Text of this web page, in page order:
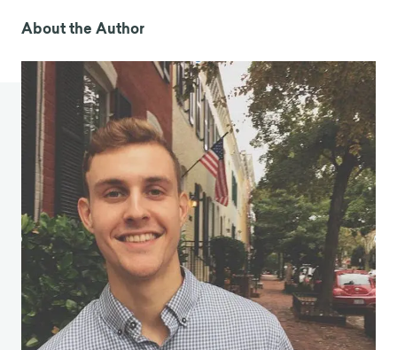
Loss Aver
sion, 28 Current Directions in Psychol. Sci.
A. List, Do Professional Traders Exhibit Myopic Loss
Aversion ? An Experimental Analysis, 60 J. Fin. 523
(2005) (aversion aux pertes chez les traders
financiers) ; Colin Camerer, Linda Babcock, George
Loewe
nstein, & Richard Thaler, Labor Supply of
New York City Cab Drivers : One Day at a Time, 111
Q. J. Econ. 407 (1997) (aversion aux pertes chez les
chauffeurs de taxi) ; en général Robb B. Rutledge et.
al. Risk Taking forPotential Reward Decreases
across the Lifespan, 26 Current Biology 1634 (2016)
(aversion aux pertes chez les personnes âgées et
les jeunes) ; M. Keith Chen, Venkat
Lakshminarayanan, & Laurie R. Santos, How Basic
Are Behavioral Biases ? Evidence from Capuchin
About the Author